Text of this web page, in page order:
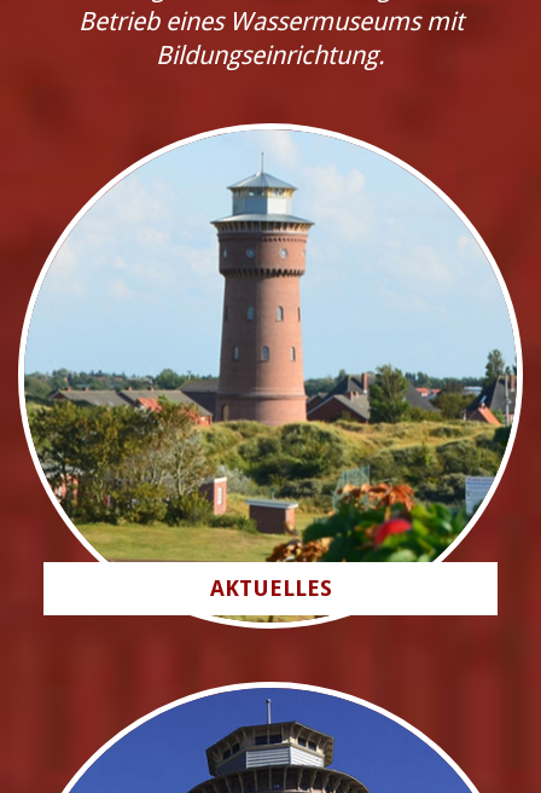
Betrieb eines Wassermuseums mit
Bildungseinrichtung.
AKTUELLES